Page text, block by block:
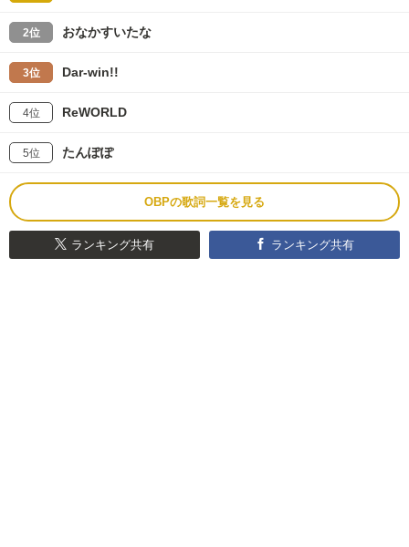
2位 おなかすいたな
3位 Dar-win!!
4位 ReWORLD
5位 たんぽぽ
OBPの歌詞一覧を見る
ランキング共有 ランキング共有